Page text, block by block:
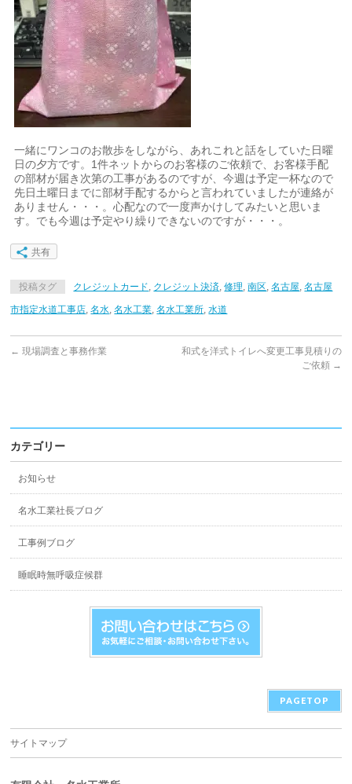
一緒にワンコのお散歩をしながら、あれこれと話をしていた日曜
日の夕方です。1件ネットからのお客様のご依頼で、お客様手配
の部材が届き次第の工事があるのですが、今週は予定一杯なので
先日土曜日までに部材手配するからと言われていましたが連絡が
ありません・・・。心配なので一度声かけしてみたいと思いま
す。でも今週は予定やり繰りできないのですが・・・。
共有
投稿タグ クレジットカード, クレジット決済,修理,南区,名古屋,名古屋
市指定水道工事店,名水,名水工業,名水工業所,水道
← 現場調査と事務作業
和式を洋式トイレへ変更工事見積りの
ご依頼 →
カテゴリー
お知らせ
名水工業社長ブログ
工事例ブログ
睡眠時無呼吸症候群
PAGETOP
サイトマップ